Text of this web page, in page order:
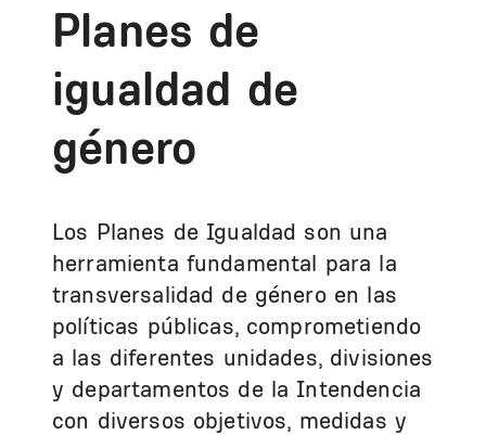
Planes de
igualdad de
género
Los Planes de Igualdad son una
herramienta fundamental para la
transversalidad de género en las
políticas públicas, comprometiendo
a las diferentes unidades, divisiones
y departamentos de la Intendencia
con diversos objetivos, medidas y